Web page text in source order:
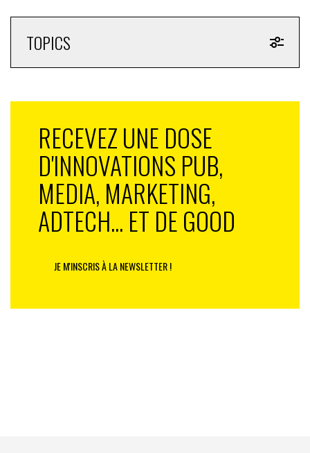
TOPICS
RECEVEZ UNE DOSE
D'INNOVATIONS PUB,
MEDIA, MARKETING,
ADTECH... ET DE GOOD
JE M'INSCRIS À LA NEWSLETTER !